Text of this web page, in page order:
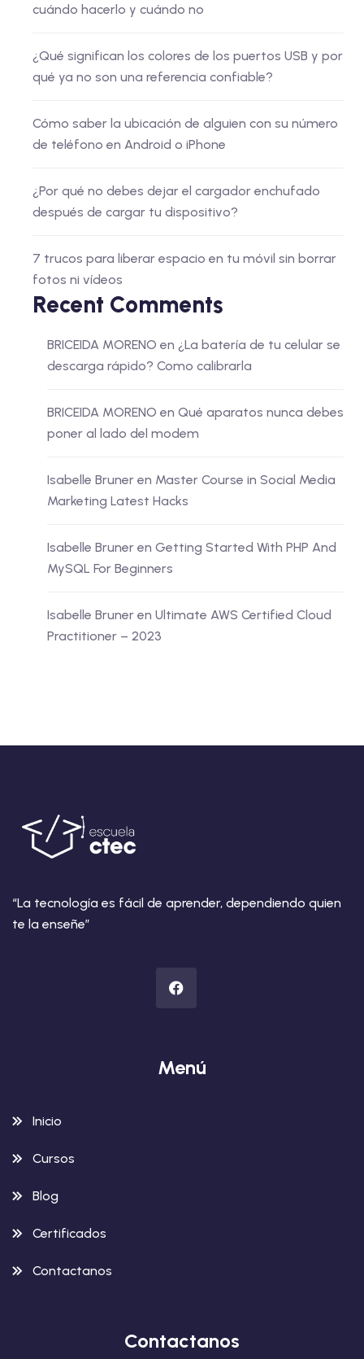
cuándo hacerlo y cuándo no
¿Qué significan los colores de los puertos USB y por
qué ya no son una referencia confiable?
Cómo saber la ubicación de alguien con su número
de teléfono en Android o iPhone
¿Por qué no debes dejar el cargador enchufado
después de cargar tu dispositivo?
7 trucos para liberar espacio en tu móvil sin borrar
fotos ni vídeos
Recent Comments
BRICEIDA MORENO en ¿La batería de tu celular se
descarga rápido? Como calibrarla
BRICEIDA MORENO en Qué aparatos nunca debes
poner al lado del modem
Isabelle Bruner en Master Course in Social Media
Marketing Latest Hacks
Isabelle Bruner en Getting Started With PHP And
MySQL For Beginners
Isabelle Bruner en Ultimate AWS Certified Cloud
Practitioner – 2023
“La tecnología es fácil de aprender, dependiendo quien
te la enseñe”
Menú
Inicio
Cursos
Blog
Certificados
Contactanos
Contactanos